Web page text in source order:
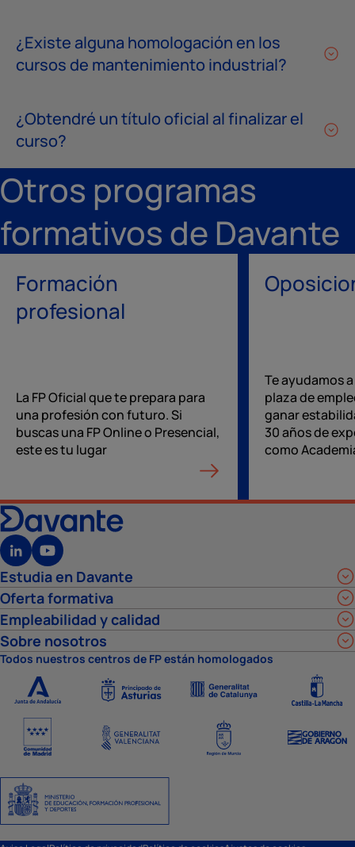
¿Existe alguna homologación en los
cursos de mantenimiento industrial?
¿Obtendré un título oficial al finalizar el
curso?
Otros programas
formativos de Davante
Formación
profesional
La FP Oficial que te prepara para
una profesión con futuro. Si
buscas una FP Online o Presencial,
este es tu lugar
Te ayudamos
plaza de
ganar
30 años de
como
Estudia en Davante
Oferta formativa
Empleabilidad y calidad
Sobre nosotros
Todos nuestros centros de FP están homologados